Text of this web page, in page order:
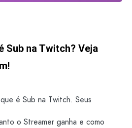
Sub na Twitch? Veja
é Sub na Twitch. Seus
o Streamer ganha e como